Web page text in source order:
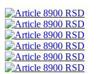
8900 RSD
8900 RSD
8900 RSD
8900 RSD
8900 RSD
8900 RSD